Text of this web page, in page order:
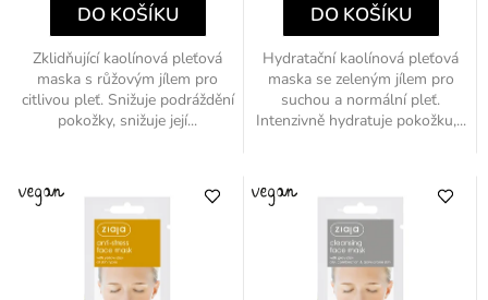
DO KOŠÍKU
Zklidňující kaolínová pleťová
maska s růžovým jílem pro
citlivou pleť. Snižuje podráždění
pokožky, snižuje její...
DO KOŠÍKU
Hydratační kaolínová pleťová
maska se zeleným jílem pro
suchou a normální pleť.
Intenzivně hydratuje pokožku,...